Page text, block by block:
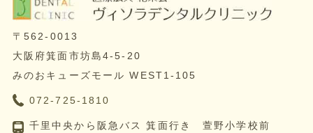
〒562-0013
大阪府箕面市坊島4-5-20
みのおキューズモール WEST1-105
072-725-1810
千里中央から阪急バス 箕面行き 萱野小学校前